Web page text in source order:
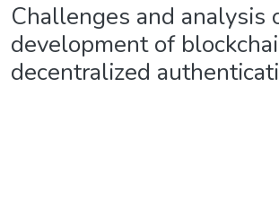
Challenges and analysis
development of
decentralized